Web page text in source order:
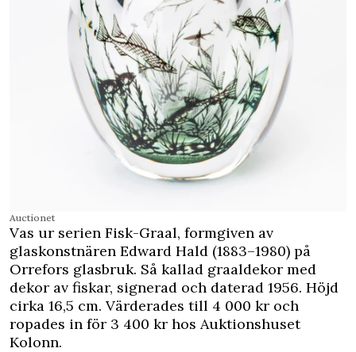
Auctionet
Vas ur serien Fisk-Graal, formgiven av
glaskonstnären Edward Hald (1883–1980) på
Orrefors glasbruk. Så kallad graaldekor med
dekor av fiskar, signerad och daterad 1956. Höjd
cirka 16,5 cm. Värderades till 4 000 kr och
ropades in för 3 400 kr hos Auktionshuset
Kolonn.